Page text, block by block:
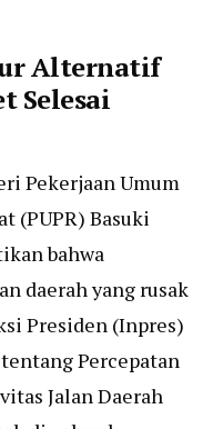
Alternatif
Selesai
Pekerjaan Umum
(PUPR) Basuki
bahwa
daerah yang rusak
Presiden (Inpres)
Percepatan
Jalan Daerah